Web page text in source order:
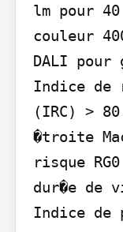
lm pour
couleur
DALI
Indice de
(IRC) >
�troite
risque
dur�e de
Indice de